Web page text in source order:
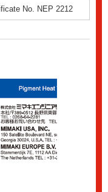
No. NEP 2212